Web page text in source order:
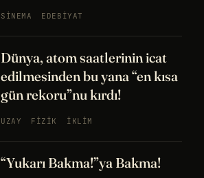
SINEMA EDEBIYAT
Dünya, atom saatlerinin icat
edilmesinden bu yana “en kısa
gün rekoru”nu kırdı!
UZAY FIZIK İKLIM
“Yukarı Bakma!”ya Bakma!